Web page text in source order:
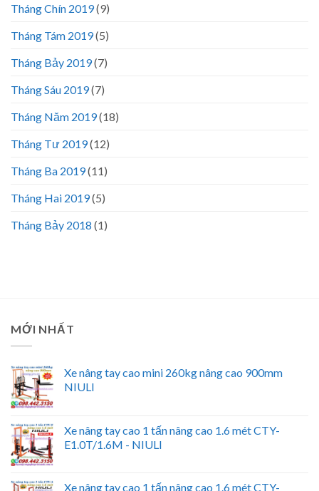
Tháng Chín 2019(9)
Tháng Tám 2019(5)
Tháng Bảy 2019(7)
Tháng Sáu 2019(7)
Tháng Năm 2019(18)
Tháng Tư 2019(12)
Tháng Ba 2019(11)
Tháng Hai 2019(5)
Tháng Bảy 2018 (1)
MỚI NHẤT
Xe nâng tay cao mini 260kg nâng cao 900mm
NIULI
Xe nâng tay cao 1 tấn nâng cao 1.6 mét CTY-
E1.0T/1.6M - NIULI
Xe nâng tay cao 1 tấn nâng cao 1.6 mét CTY-